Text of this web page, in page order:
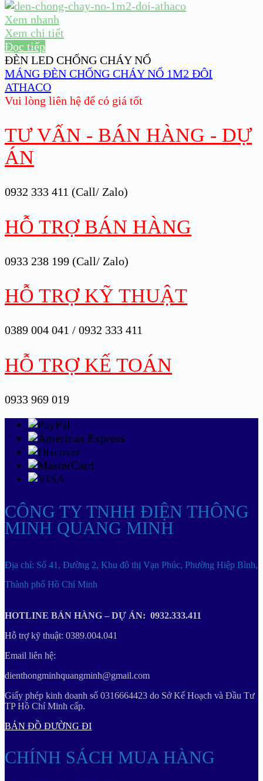
Xem nhanh
Xem chi tiết
Đọc tiếp
ĐÈN LED CHỐNG CHÁY NỔ
MÁNG ĐÈN CHỐNG CHÁY NỔ 1M2 ĐÔI
ATHACO
Vui lòng liên hệ để có giá tốt
TƯ VẤN - BÁN HÀNG - DỰ
ÁN
0932 333 411 (Call/ Zalo)
HỖ TRỢ BÁN HÀNG
0933 238 199 (Call/ Zalo)
HỖ TRỢ KỸ THUẬT
0389 004 041 / 0932 333 411
HỖ TRỢ KẾ TOÁN
0933 969 019
CÔNG TY TNHH ĐIỆN THÔNG
MINH QUANG MINH
Địa chỉ: Số 41, Đường 2, Khu đô thị Vạn Phúc, Phường Hiệp Bình,
Thành phố Hồ Chí Minh
HOTLINE BÁN HÀNG – DỰ ÁN: 0932.333.411
Hỗ trợ kỹ thuật: 0389.004.041
Email liên hệ:
dienthongminhquangminh@gmail.com
Giấy phép kinh doanh số 0316664423 do Sở Kế Hoạch và Đầu Tư
TP Hồ Chí Minh cấp.
BẢN ĐỒ ĐƯỜNG ĐI
CHÍNH SÁCH MUA HÀNG